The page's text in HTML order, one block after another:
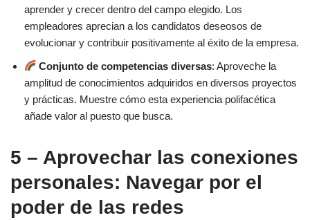
aprender y crecer dentro del campo elegido. Los
empleadores aprecian a los candidatos deseosos de
evolucionar y contribuir positivamente al éxito de la empresa.
Conjunto de competencias diversas: Aproveche la
amplitud de conocimientos adquiridos en diversos proyectos
y prácticas. Muestre cómo esta experiencia polifacética
añade valor al puesto que busca.
5 – Aprovechar las conexiones
personales: Navegar por el
poder de las redes